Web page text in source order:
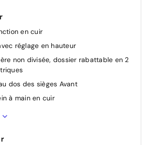
également pour iPod/iPhone
en cuir
réglage en hauteur
non divisée, dossier rabattable en 2
dos des sièges Avant
à main en cuir
de vitesses en cuir
à l'avant et 2 à l'arrière